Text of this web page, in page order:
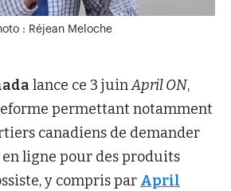
: Réjean Meloche
lance ce 3 juinApril ON,
permettant notamment
canadiens de demander
en ligne pour des produits
y compris par April